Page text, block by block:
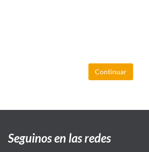
Continuar
Seguinos en las redes